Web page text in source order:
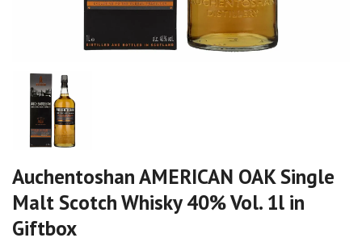
Auchentoshan AMERICAN OAK Single
Malt Scotch Whisky 40% Vol. 1l in
Giftbox